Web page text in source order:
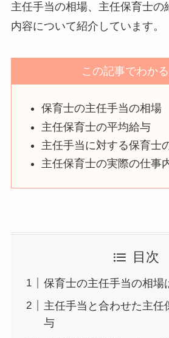
主任手当の相場、主任保育士の
内容について紹介しています。
この記事でわか
保育士の主任手当の相場
主任保育士の平均給与
主任手当に対する保育士
主任保育士の実際の仕事
目次
保育士の主任手当の相場
主任手当と合わせた主任
与